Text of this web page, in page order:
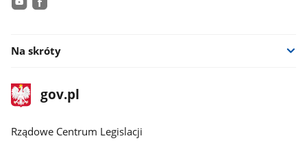
Na skróty
stopka
gov.plStrona
gov.pl
Rządowe Centrum Legislacji